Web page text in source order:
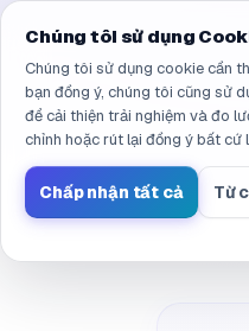
Đã điều hướng đến /vi/
Chúng tôi sử dụng
Chúng tôi sử dụng cookie cần
bạn đồng ý, chúng tôi cũng sử
để cải thiện trải nghiệm và đo
chỉnh hoặc rút lại đồng ý bất cứ
Chấp nhận tất cả Từ